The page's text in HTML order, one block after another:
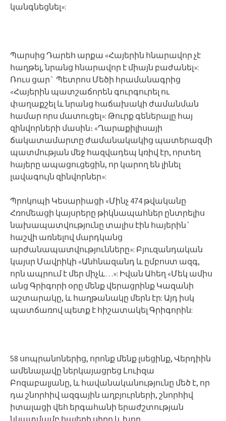
կանգնեցնել»:
Պարսից Դարեհ արքա «Հայերին հնարավոր չէ
հաղթել, նրանց հնարավոր է միայն բաժանել»:
Ռուս ցար` Պետրոս Մեծի հրամանագրից
«Հայերին պատշաճորեն գուրգուրել ու
փաղաքշել և նրանց հաճախակի ժամանման
համար որս մատուցել»: Թուրք գեներալը հայ
զինվորների մասին։ «Ղարաքիլիսայի
ճակատամարտը ժամանակակից պատերազմի
պատմության մեջ հազվադեպ կռիվ էր, որտեղ
հայերը ապացուցեցին, որ կարող են լինել
լավագույն զինվորներ»:
Պրոկոպի Կեսարիացի «Մինչ 474 թվականը
Հռոմեացի կայսրերը թիկնապահներ ընտրելիս
նախապատվությունը տալիս էին հայերին`
հաշվի առնելով մարդկանց
արժանապատվությունները»: Բյուզանդական
կայսր Մավրիկի «Անհնազանդ և ըմբոստ ազգ,
որն ապրում է մեր միչև…»: Իվան Ահեղ «Մեկ ամիս
անց Գրիգորի օրը մենք վերացրինք Կազանի
աշտարակը, և հաղթանակը մերն էր: Այդ իսկ
պատճառով պետք է հիշատակել Գրիգորին:
58 սոպրանոներից, որոնք մենք լսեցինք, Վերդիին
ամենալավը ներկայացրեց Լուիզա
Բոզաբալյանը, և հավանականությունը մեծ է, որ
դա շնորհիվ ազգային աղբյուրների, շնորհիվ
իտալացի վեհ երգահանի երաժշտության
նկատմամբ հայերի սիրո և խոր